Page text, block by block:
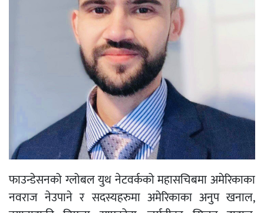
फाउन्डेसनको ग्लोबल युथ नेटवर्कको महासचिबमा अमेरिकाका
नवराज नेउपाने र सदस्यहरुमा अमेरिकाका अनुप खनाल,